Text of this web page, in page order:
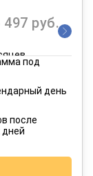
497 руб.
249 руб.
под
день
после
дней